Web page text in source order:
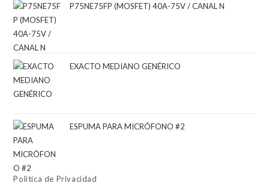
P75NE75FP (MOSFET) 40A-75V / CANAL N
EXACTO MEDIANO GENÉRICO
ESPUMA PARA MICRÓFONO #2
Política de Privacidad